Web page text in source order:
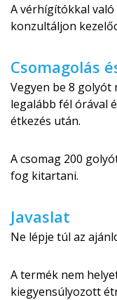
A vérhígítókkal
konzultáljon
Csomagolás
Vegyen be 8
legalább fél órával
étkezés után.
A csomag 200
fog kitartani.
Javaslat
Ne lépje túl az
A termék nem
kiegyensúlyozott